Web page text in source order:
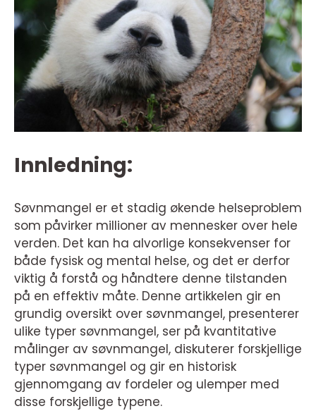
Innledning:
Søvnmangel er et stadig økende helseproblem
som påvirker millioner av mennesker over hele
verden. Det kan ha alvorlige konsekvenser for
både fysisk og mental helse, og det er derfor
viktig å forstå og håndtere denne tilstanden
på en effektiv måte. Denne artikkelen gir en
grundig oversikt over søvnmangel, presenterer
ulike typer søvnmangel, ser på kvantitative
målinger av søvnmangel, diskuterer forskjellige
typer søvnmangel og gir en historisk
gjennomgang av fordeler og ulemper med
disse forskjellige typene.